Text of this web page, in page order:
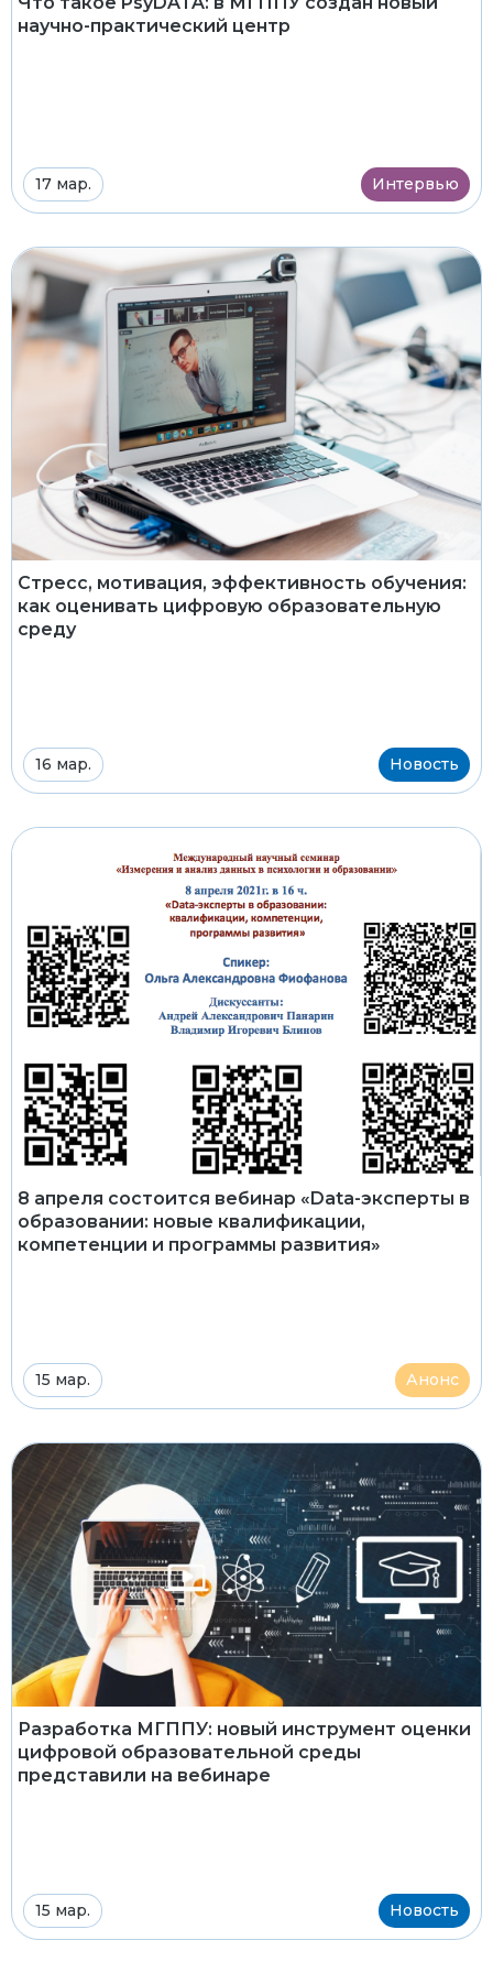
научно-практический центр
17 мар. Интервью
Стресс, мотивация, эффективность обучения:
как оценивать цифровую образовательную
среду
16 мар. Новость
8 апреля состоится вебинар «Data-эксперты в
образовании: новые квалификации,
компетенции и программы развития»
15 мар. Анонс
Разработка МГППУ: новый инструмент оценки
цифровой образовательной среды
представили на вебинаре
15 мар. Новость